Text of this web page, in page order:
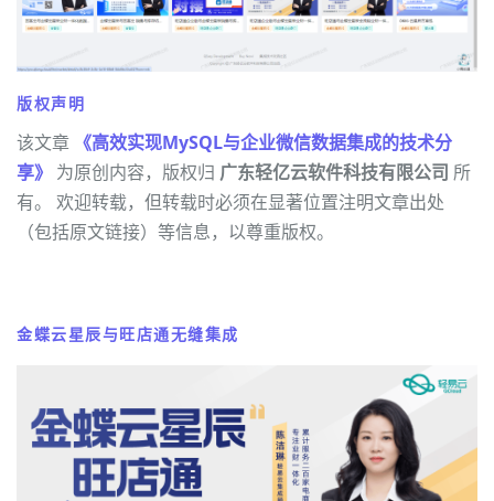
版权声明
该文章 《高效实现MySQL与企业微信数据集成的技术分
享》 为原创内容，版权归 广东轻亿云软件科技有限公司 所
有。 欢迎转载，但转载时必须在显著位置注明文章出处
（包括原文链接）等信息，以尊重版权。
金蝶云星辰与旺店通无缝集成